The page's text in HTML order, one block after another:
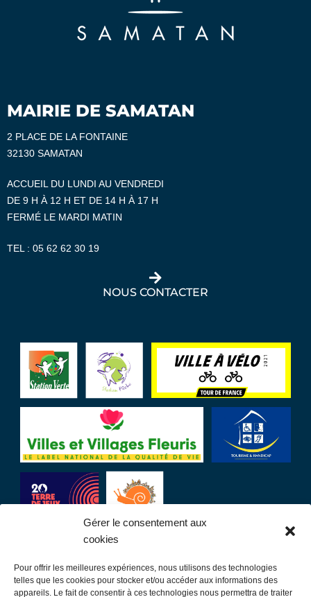
Gérer le consentement aux
cookies
Pour offrir les meilleures expériences, nous utilisons des technologies
telles que les cookies pour stocker et/ou accéder aux informations des
appareils. Le fait de consentir à ces technologies nous permettra de traiter
MAIRIE DE SAMATAN
2 PLACE DE LA FONTAINE
32130 SAMATAN
ACCUEIL DU LUNDI AU VENDREDI
DE 9 H À 12 H ET DE 14 H À 17 H
FERMÉ LE MARDI MATIN
TEL : 05 62 62 30 19
NOUS CONTACTER
LIENS UTILES